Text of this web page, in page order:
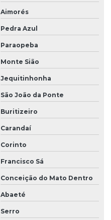
Aimorés
Pedra Azul
Paraopeba
Monte Sião
Jequitinhonha
São João da Ponte
Buritizeiro
Carandaí
Corinto
Francisco Sá
Conceição do Mato Dentro
Abaeté
Serro